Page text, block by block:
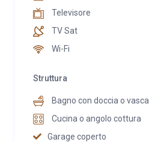
Televisore
TV Sat
Wi-Fi
Struttura
Bagno con doccia o vasca
Cucina o angolo cottura
Garage coperto